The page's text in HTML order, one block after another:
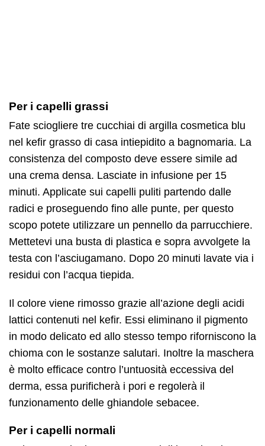
Per i capelli grassi
Fate sciogliere tre cucchiai di argilla cosmetica blu
nel kefir grasso di casa intiepidito a bagnomaria. La
consistenza del composto deve essere simile ad
una crema densa. Lasciate in infusione per 15
minuti. Applicate sui capelli puliti partendo dalle
radici e proseguendo fino alle punte, per questo
scopo potete utilizzare un pennello da parrucchiere.
Mettetevi una busta di plastica e sopra avvolgete la
testa con l’asciugamano. Dopo 20 minuti lavate via i
residui con l’acqua tiepida.
Il colore viene rimosso grazie all’azione degli acidi
lattici contenuti nel kefir. Essi eliminano il pigmento
in modo delicato ed allo stesso tempo riforniscono la
chioma con le sostanze salutari. Inoltre la maschera
è molto efficace contro l’untuosità eccessiva del
derma, essa purificherà i pori e regolerà il
funzionamento delle ghiandole sebacee.
Per i capelli normali